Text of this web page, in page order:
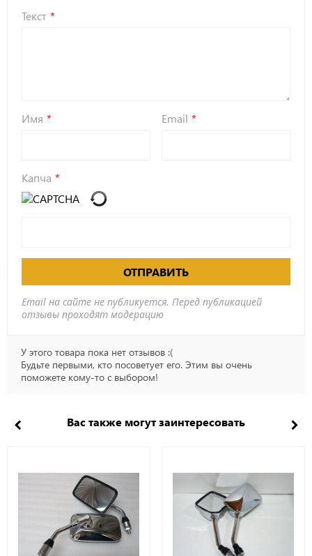
Текст
Имя Email
Капча
ОТПРАВИТЬ
Email на сайте не публикуется. Перед публикацией
отзывы проходят модерацию
У этого товара пока нет отзывов :(
Будьте первыми, кто посоветует его. Этим вы очень
поможете кому-то с выбором!
Вас также могут заинтересовать